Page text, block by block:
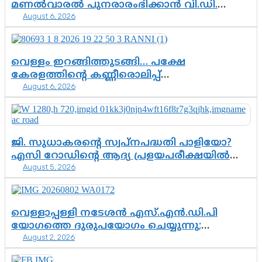
മണൽവാരൽ പുനരാരംഭിക്കാൻ വി.ഡി.
സർക്കാർ തീരുമാനം
August 6, 2026
വെള്ളം ഇറങ്ങിത്തുടങ്ങി… പക്ഷേ
കേരളത്തിന്റെ കണ്ണീരൊലിപ്പ്
എന്നവസാനിക്കും?
August 6, 2026
ജി. സുധാകരന്റെ സ്വപ്നപദ്ധതി പാളിയോ?
എസി റോഡിന്റെ ആദ്യ പ്രളയപരീക്ഷയിൽ
ഉയരുന്നത് ഗുരുതര ചോദ്യങ്ങൾ
August 5, 2026
വെള്ളാപ്പള്ളി നടേശൻ എസ്.എൻ.ഡി.പി
യോഗത്തെ ദുരുപയോഗം ചെയ്യുന്നു;
ശ്രീനാരായണ പ്രസ്ഥാനത്തെ കാർന്നുതിന്നുന്ന
വിഷവിത്ത്: ഗോകുലം ഗോപാലൻ
August 2, 2026